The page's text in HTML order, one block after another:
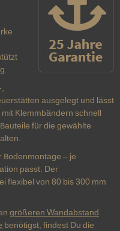
ausgelegt und lässt
Klemmbändern schnell
für die gewählte
Bodenmontage – je
passt. Der
flexibel von 80 bis 300 mm
größeren Wandabstand
benötigst, findest Du die